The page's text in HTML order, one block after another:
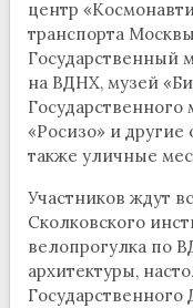
центр
транспорта
Государственный
на ВДНХ, музей
«Росизо» и другие
также уличные
Участников ждут
Сколковского
велопрогулка по
архитектуры,
Государственного